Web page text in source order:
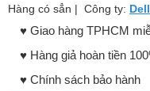
Hàng có sẳn | Công ty:
♥️ Giao hàng TPHCM
♥️ Hàng giả hoàn tiền
♥️ Chính sách bảo hành